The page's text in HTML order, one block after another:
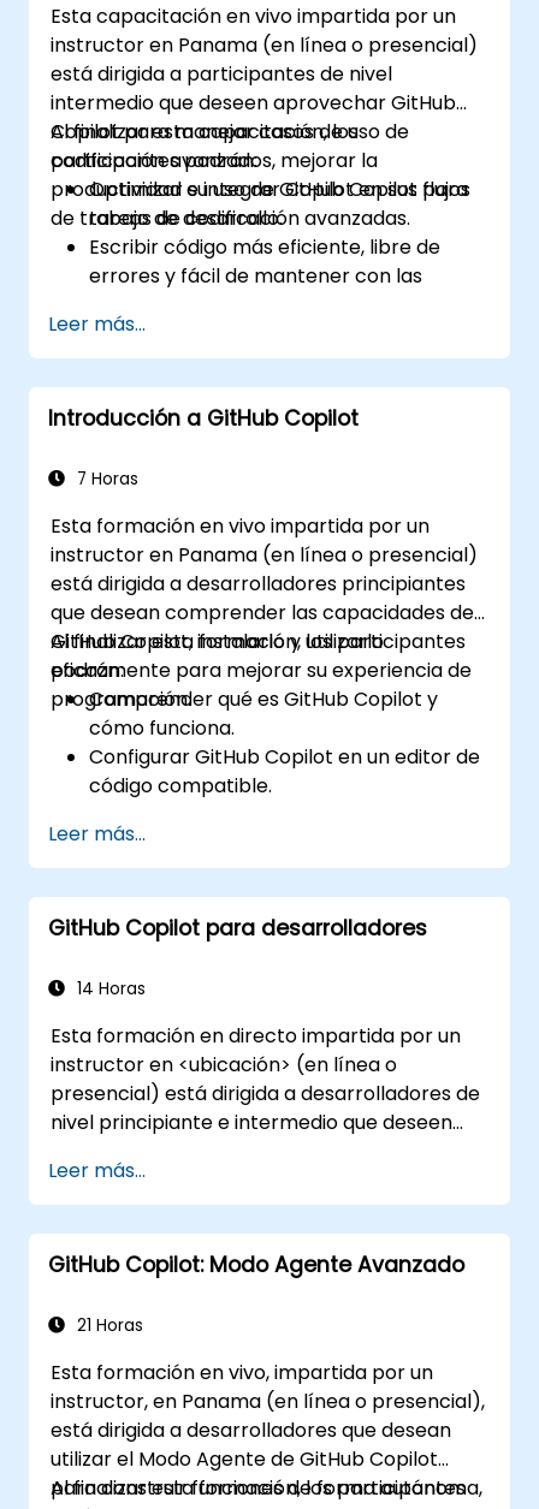
ajustes y permisos de Copilot de manera
eficaz.
Esta capacitación en vivo impartida por un
instructor en Panama (en línea o presencial)
está dirigida a participantes de nivel
intermedio que deseen aprovechar GitHub
Copilot para manejar casos de uso de
codificación avanzados, mejorar la
productividad e integrar Copilot en sus flujos
de trabajo de desarrollo.
Al finalizar esta capacitación, los
participantes podrán:
Optimizar su uso de GitHub Copilot para
tareas de codificación avanzadas.
Escribir código más eficiente, libre de
errores y fácil de mantener con las
Integrar GitHub Copilot en sus IDEs y flujos
de trabajo preferidos.
Utilizar Copilot para la depuración y
refactorización de código.
consideraciones éticas del uso de
por IA.
Leer más...
Introducción a GitHub Copilot
7 Horas
Esta formación en vivo impartida por un
instructor en Panama (en línea o presencial)
está dirigida a desarrolladores principiantes
que desean comprender las capacidades de
GitHub Copilot, instalarlo y utilizarlo
eficazmente para mejorar su experiencia de
programación.
Al finalizar esta formación, los participantes
podrán:
Comprender qué es GitHub Copilot y
cómo funciona.
Configurar GitHub Copilot en un editor de
código compatible.
refactorizar y depurar código con mayor
rapidez.
Aprovechar Copilot para explorar
técnicas y soluciones de programación.
integrar GitHub Copilot en sus flujos de
Leer más...
GitHub Copilot para desarrolladores
14 Horas
Esta formación en directo impartida por un
instructor en <ubicación> (en línea o
presencial) está dirigida a desarrolladores de
nivel principiante e intermedio que deseen
GitHub Copilot de manera eficaz dentro de
los flujos de trabajo modernos de desarrollo.
Leer más...
GitHub Copilot: Modo Agente Avanzado
21 Horas
Esta formación en vivo, impartida por un
instructor, en Panama (en línea o presencial),
está dirigida a desarrolladores que desean
utilizar el Modo Agente de GitHub Copilot
para construir funciones de forma autónoma,
Al finalizar esta formación, los participantes